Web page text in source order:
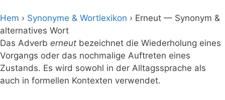
Hem › Synonyme & Wortlexikon › Erneut — Synonym &
alternatives Wort
Das Adverb erneut bezeichnet die Wiederholung eines
Vorgangs oder das nochmalige Auftreten eines
Zustands. Es wird sowohl in der Alltagssprache als
auch in formellen Kontexten verwendet.